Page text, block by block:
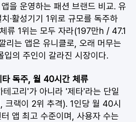
을 운영하는 패션 브랜드 비교. 유
·활성기기 1위로 규모를 독주하
류 1위는 모두 자라(197만h / 47.1
리는 앱은 유니클로, 오래 머무는
의 주인이 갈라진 시장이다.
독주, 월 40시간 체류
고리'가 아니라 '제타'라는 단일
크랙이 2위 추격). 1인당 월 40시
앱 최고 수준이며, 사용자 수는